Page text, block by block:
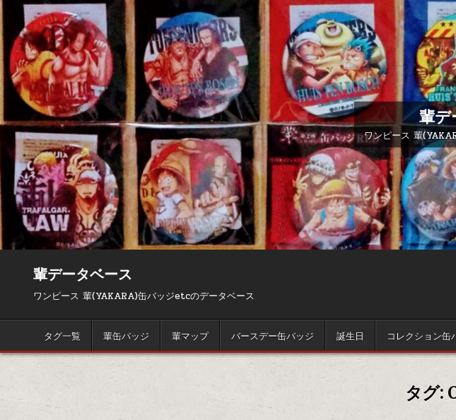
Skip to content
輩デ
ワンピース 輩
輩データベース
ワンピース 輩(YAKARA)缶バッジetcのデータベース
タグ一覧 輩缶バッジ 輩マップ バースデー缶バッジ 誕生日 コレクション缶
タグ: